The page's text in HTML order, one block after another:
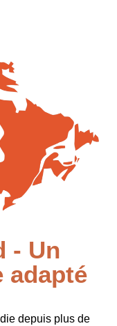
- Un
adapté
depuis plus de